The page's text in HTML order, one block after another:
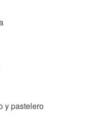
y pastelero